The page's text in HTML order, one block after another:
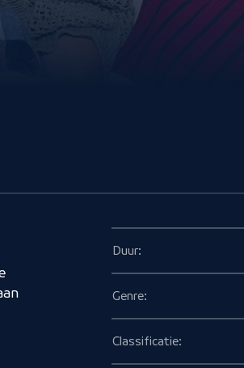
Duur:
Genre:
Classificatie: